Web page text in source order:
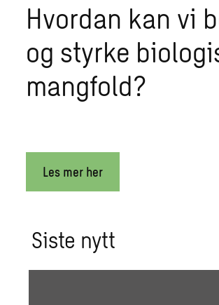
Hvordan kan vi
og styrke
mangfold?
Les mer her
Siste nytt